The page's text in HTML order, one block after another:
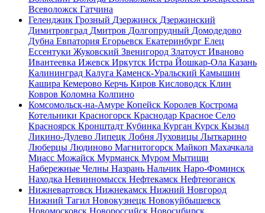
Всеволожск Гатчина
Геленджик Грозный Дзержинск Дзержинский
Димитровград Дмитров Долгопрудный Домодедово
Дубна Евпатория Егорьевск Екатеринбург Елец
Ессентуки Жуковский Звенигород Златоуст Иваново
Ивантеевка Ижевск Иркутск Истра Йошкар-Ола Казань
Калининград Калуга Каменск-Уральский Камышин
Кашира Кемерово Керчь Киров Кисловодск Клин
Ковров Коломна Колпино
Комсомольск-на-Амуре Копейск Королев Кострома
Котельники Красногорск Краснодар Красное Село
Красноярск Кронштадт Кубинка Курган Курск Кызыл
Ликино-Дулево Липецк Лобня Луховицы Лыткарино
Люберцы Людиново Магнитогорск Майкоп Махачкала
Миасс Можайск Мурманск Муром Мытищи
Набережные Челны Назрань Нальчик Наро-Фоминск
Находка Невинномысск Нефтекамск Нефтеюганск
Нижневартовск Нижнекамск Нижний Новгород
Нижний Тагил Новокузнецк Новокуйбышевск
Новомосковск Новороссийск Новосибирск